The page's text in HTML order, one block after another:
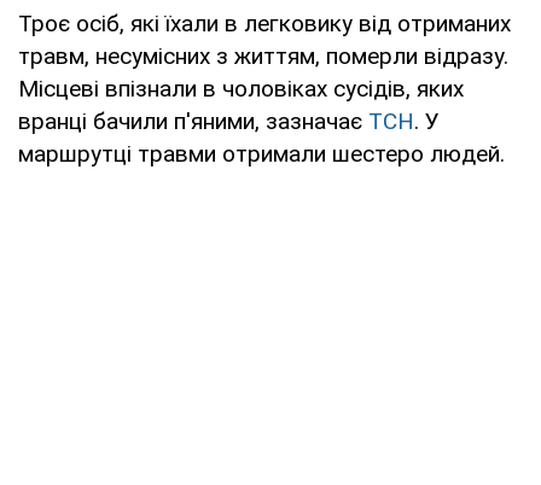
Троє осіб, які їхали в легковику від отриманих
травм, несумісних з життям, померли відразу.
Місцеві впізнали в чоловіках сусідів, яких
вранці бачили п'яними, зазначає ТСН. У
маршрутці травми отримали шестеро людей.